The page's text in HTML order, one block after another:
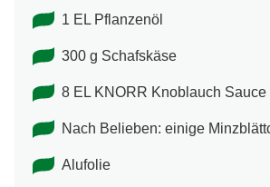
1 EL Pflanzenöl
300 g Schafskäse
8 EL KNORR Knoblauch Sauce
Nach Belieben: einige
Alufolie